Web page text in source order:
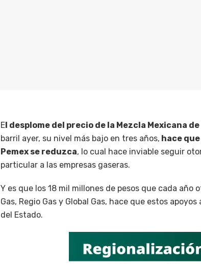
E l desplome del precio de la Mezcla Mexicana
barril ayer, su nivel más bajo en tres años, hace
Pemex se reduzca, lo cual hace inviable seguir
particular a las empresas gaseras.
Y es que los 18 mil millones de pesos que cada año
Gas, Regio Gas y Global Gas, hace que estos
del Estado.